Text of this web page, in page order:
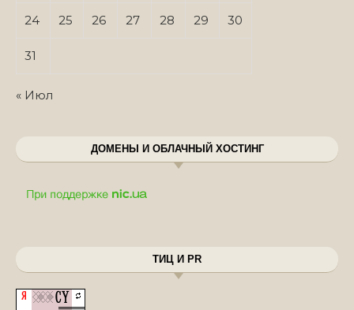
24 25 26 27 28 29 30
31
« Июл
ДОМЕНЫ И ОБЛАЧНЫЙ ХОСТИНГ
ТИЦ И PR